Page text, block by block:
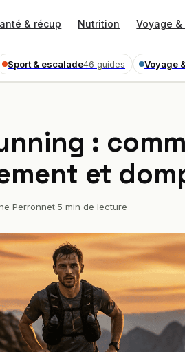
& récup Nutrition Voyage
Sport & escalade46 guides Voyage
:
et
Perronnet·5 min de lecture